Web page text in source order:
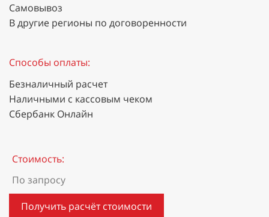
Самовывоз
В другие регионы по договоренности
Способы оплаты:
Безналичный расчет
Наличными с кассовым чеком
Сбербанк Онлайн
Стоимость:
По запросу
Получить расчёт стоимости